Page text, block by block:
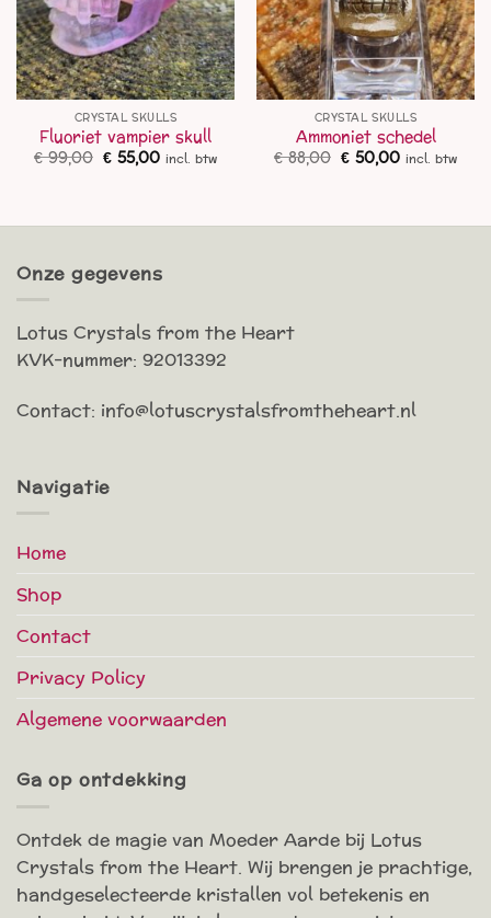
CRYSTAL SKULLS
Fluoriet vampier skull
€99,00 Oorspronkelijke
prijs
€ 55,00Huidige
prijs
incl. btw
CRYSTAL SKULLS
Ammoniet schedel
€88,00 Oorspronkelijke
prijs
€ 50,00Huidige
prijs
incl. btw
Onze gegevens
Lotus Crystals from the Heart
KVK-nummer: 92013392
Contact: info@lotuscrystalsfromtheheart.nl
Navigatie
Home
Shop
Contact
Privacy Policy
Algemene voorwaarden
Ga op ontdekking
Ontdek de magie van Moeder Aarde bij Lotus
Crystals from the Heart. Wij brengen je prachtige,
handgeselecteerde kristallen vol betekenis en